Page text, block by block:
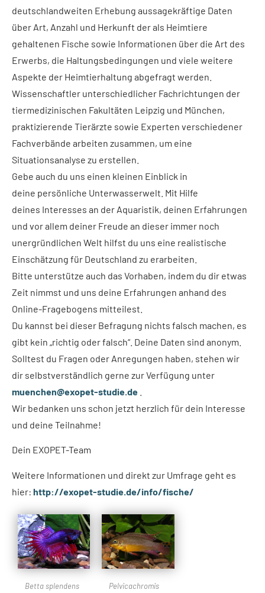
deutschlandweiten Erhebung aussagekräftige Daten
über Art, Anzahl und Herkunft der als Heimtiere
gehaltenen Fische sowie Informationen über die Art des
Erwerbs, die Haltungsbedingungen und viele weitere
Aspekte der Heimtierhaltung abgefragt werden.
Wissenschaftler unterschiedlicher Fachrichtungen der
tiermedizinischen Fakultäten Leipzig und München,
praktizierende Tierärzte sowie Experten verschiedener
Fachverbände arbeiten zusammen, um eine
Situationsanalyse zu erstellen.
Gebe auch du uns einen kleinen Einblick in
deine persönliche Unterwasserwelt. Mit Hilfe
deines Interesses an der Aquaristik, deinen Erfahrungen
und vor allem deiner Freude an dieser immer noch
unergründlichen Welt hilfst du uns eine realistische
Einschätzung für Deutschland zu erarbeiten.
Bitte unterstütze auch das Vorhaben, indem du dir etwas
Zeit nimmst und uns deine Erfahrungen anhand des
Online-Fragebogens mitteilest.
Du kannst bei dieser Befragung nichts falsch machen, es
gibt kein „richtig oder falsch“. Deine Daten sind anonym.
Solltest du Fragen oder Anregungen haben, stehen wir
dir selbstverständlich gerne zur Verfügung unter
muenchen@exopet-studie.de
Wir bedanken uns schon jetzt herzlich für dein Interesse
und deine Teilnahme!
Dein EXOPET-Team
Weitere Informationen und direkt zur Umfrage geht es
hier: http://exopet-studie.de/info/fische/
Betta splendens
Pelvicachromis